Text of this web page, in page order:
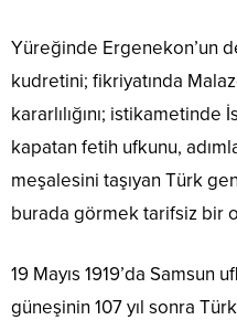
Yüreğinde Ergenekon’un
kudretini; fikriyatında
kararlılığını; istikametinde
kapatan fetih ufkunu,
meşalesini taşıyan Türk
burada görmek tarifsiz bir
19 Mayıs 1919’da Samsun
güneşinin 107 yıl sonra